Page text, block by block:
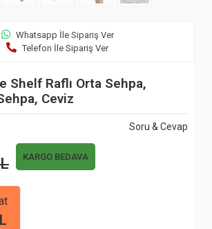
Whatsapp İle Sipariş Ver
Telefon İle Sipariş Ver
Shelf Raflı Orta Sehpa,
Ceviz
Soru & Cevap
KARGO BEDAVA